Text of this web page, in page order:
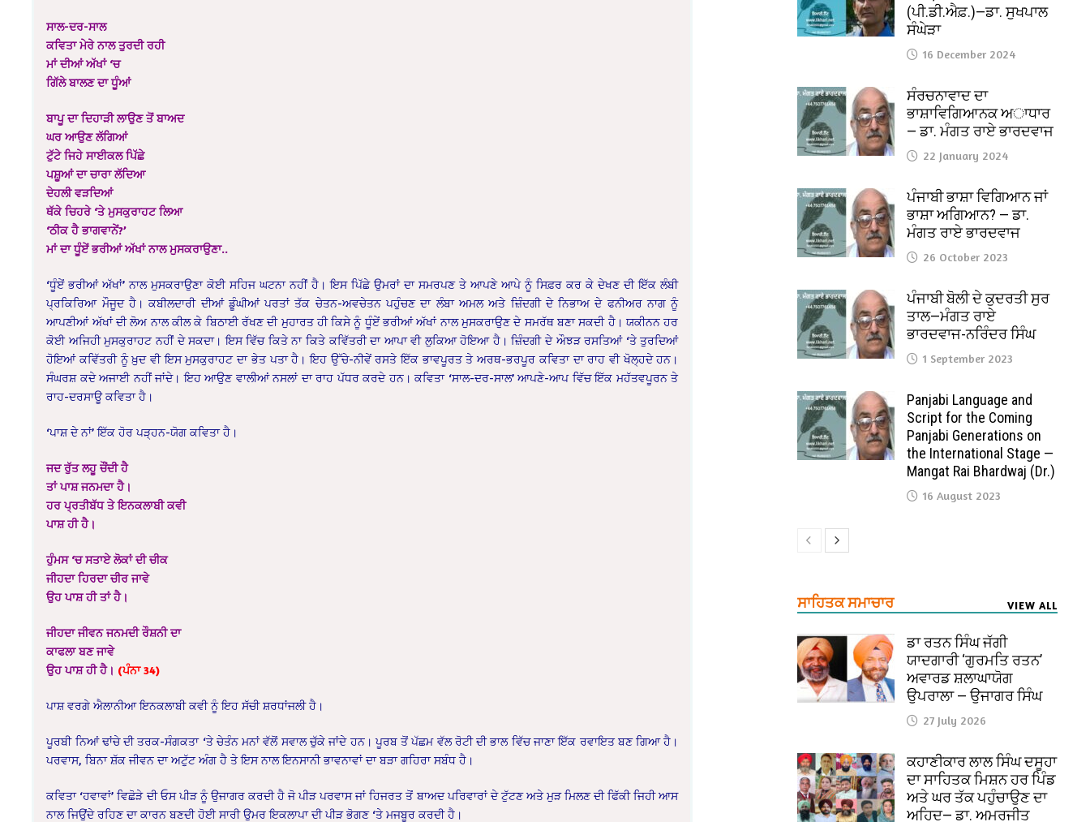
ਸਾਲ-ਦਰ-ਸਾਲ
ਕਵਿਤਾ ਮੇਰੇ ਨਾਲ ਤੁਰਦੀ ਰਹੀ
ਮਾਂ ਦੀਆਂ ਅੱਖਾਂ ‘ਚ
ਗਿੱਲੇ ਬਾਲਣ ਦਾ ਧੂੰਆਂ
ਬਾਪੂ ਦਾ ਦਿਹਾੜੀ ਲਾਉਣ ਤੋਂ ਬਾਅਦ
ਘਰ ਆਉਣ ਲੱਗਿਆਂ
ਟੁੱਟੇ ਜਿਹੇ ਸਾਈਕਲ ਪਿੱਛੇ
ਪਸ਼ੂਆਂ ਦਾ ਚਾਰਾ ਲੱਦਿਆ
ਦੇਹਲੀ ਵੜਦਿਆਂ
ਥੱਕੇ ਚਿਹਰੇ ‘ਤੇ ਮੁਸਕੁਰਾਹਟ ਲਿਆ
‘ਠੀਕ ਹੈ ਭਾਗਵਾਨੇਂ?’
ਮਾਂ ਦਾ ਧੂੰਏਂ ਭਰੀਆਂ ਅੱਖਾਂ ਨਾਲ ਮੁਸਕਰਾਉਣਾ..
‘ਧੂੰਏਂ ਭਰੀਆਂ ਅੱਖਾਂ’ ਨਾਲ ਮੁਸਕਰਾਉਣਾ ਕੋਈ ਸਹਿਜ ਘਟਨਾ ਨਹੀਂ ਹੈ। ਇਸ ਪਿੱਛੇ ਉਮਰਾਂ ਦਾ ਸਮਰਪਣ ਤੇ ਆਪਣੇ ਆਪੇ ਨੂੰ ਸਿਫ਼ਰ ਕਰ ਕੇ ਦੇਖਣ ਦੀ ਇੱਕ ਲੰਬੀ
ਪ੍ਰਕਿਰਿਆ ਮੌਜੂਦ ਹੈ। ਕਬੀਲਦਾਰੀ ਦੀਆਂ ਡੂੰਘੀਆਂ ਪਰਤਾਂ ਤੱਕ ਚੇਤਨ-ਅਵਚੇਤਨ ਪਹੁੰਚਣ ਦਾ ਲੰਬਾ ਅਮਲ ਅਤੇ ਜ਼ਿੰਦਗੀ ਦੇ ਨਿਭਾਅ ਦੇ ਫਨੀਅਰ ਨਾਗ ਨੂੰ
ਆਪਣੀਆਂ ਅੱਖਾਂ ਦੀ ਲੋਅ ਨਾਲ ਕੀਲ ਕੇ ਬਿਠਾਈ ਰੱਖਣ ਦੀ ਮੁਹਾਰਤ ਹੀ ਕਿਸੇ ਨੂੰ ਧੂੰਏਂ ਭਰੀਆਂ ਅੱਖਾਂ ਨਾਲ ਮੁਸਕਰਾਉਣ ਦੇ ਸਮਰੱਥ ਬਣਾ ਸਕਦੀ ਹੈ। ਯਕੀਨਨ ਹਰ
ਕੋਈ ਅਜਿਹੀ ਮੁਸਕੁਰਾਹਟ ਨਹੀਂ ਦੇ ਸਕਦਾ। ਇਸ ਵਿੱਚ ਕਿਤੇ ਨਾ ਕਿਤੇ ਕਵਿੱਤਰੀ ਦਾ ਆਪਾ ਵੀ ਲੁਕਿਆ ਹੋਇਆ ਹੈ। ਜ਼ਿੰਦਗੀ ਦੇ ਔਝੜ ਰਸਤਿਆਂ ‘ਤੇ ਤੁਰਦਿਆਂ
ਹੋਇਆਂ ਕਵਿੱਤਰੀ ਨੂੰ ਖ਼ੁਦ ਵੀ ਇਸ ਮੁਸਕੁਰਾਹਟ ਦਾ ਭੇਤ ਪਤਾ ਹੈ। ਇਹ ਉੱਚੇ-ਨੀਵੇਂ ਰਸਤੇ ਇੱਕ ਭਾਵਪੂਰਤ ਤੇ ਅਰਥ-ਭਰਪੂਰ ਕਵਿਤਾ ਦਾ ਰਾਹ ਵੀ ਖੋਲ੍ਹਦੇ ਹਨ।
ਸੰਘਰਸ਼ ਕਦੇ ਅਜਾਈ ਨਹੀਂ ਜਾਂਦੇ। ਇਹ ਆਉਣ ਵਾਲੀਆਂ ਨਸਲਾਂ ਦਾ ਰਾਹ ਪੱਧਰ ਕਰਦੇ ਹਨ। ਕਵਿਤਾ ‘ਸਾਲ-ਦਰ-ਸਾਲ’ ਆਪਣੇ-ਆਪ ਵਿੱਚ ਇੱਕ ਮਹੱਤਵਪੂਰਨ ਤੇ
ਰਾਹ-ਦਰਸਾਊ ਕਵਿਤਾ ਹੈ।
‘ਪਾਸ਼ ਦੇ ਨਾਂ’ ਇੱਕ ਹੋਰ ਪੜ੍ਹਨ-ਯੋਗ ਕਵਿਤਾ ਹੈ।
ਜਦ ਰੁੱਤ ਲਹੂ ਚੌਂਦੀ ਹੈ
ਤਾਂ ਪਾਸ਼ ਜਨਮਦਾ ਹੈ।
ਹਰ ਪ੍ਰਤੀਬੱਧ ਤੇ ਇਨਕਲਾਬੀ ਕਵੀ
ਪਾਸ਼ ਹੀ ਹੈ।
ਹੁੰਮਸ ‘ਚ ਸਤਾਏ ਲੋਕਾਂ ਦੀ ਚੀਕ
ਜੀਹਦਾ ਹਿਰਦਾ ਚੀਰ ਜਾਵੇ
ਉਹ ਪਾਸ਼ ਹੀ ਤਾਂ ਹੈ।
ਜੀਹਦਾ ਜੀਵਨ ਜਨਮਦੀ ਰੌਸ਼ਨੀ ਦਾ
ਕਾਫਲਾ ਬਣ ਜਾਵੇ
ਉਹ ਪਾਸ਼ ਹੀ ਹੈ। (ਪੰਨਾ 34)
ਪਾਸ਼ ਵਰਗੇ ਐਲਾਨੀਆ ਇਨਕਲਾਬੀ ਕਵੀ ਨੂੰ ਇਹ ਸੱਚੀ ਸ਼ਰਧਾਂਜਲੀ ਹੈ।
ਪੂਰਬੀ ਨਿਆਂ ਢਾਂਚੇ ਦੀ ਤਰਕ-ਸੰਗਕਤਾ ‘ਤੇ ਚੇਤੰਨ ਮਨਾਂ ਵੱਲੋਂ ਸਵਾਲ ਚੁੱਕੇ ਜਾਂਦੇ ਹਨ। ਪੂਰਬ ਤੋਂ ਪੱਛਮ ਵੱਲ ਰੋਟੀ ਦੀ ਭਾਲ ਵਿੱਚ ਜਾਣਾ ਇੱਕ ਰਵਾਇਤ ਬਣ ਗਿਆ ਹੈ।
ਪਰਵਾਸ, ਬਿਨਾ ਸ਼ੱਕ ਜੀਵਨ ਦਾ ਅਟੁੱਟ ਅੰਗ ਹੈ ਤੇ ਇਸ ਨਾਲ ਇਨਸਾਨੀ ਭਾਵਨਾਵਾਂ ਦਾ ਬੜਾ ਗਹਿਰਾ ਸਬੰਧ ਹੈ।
ਕਵਿਤਾ ‘ਹਵਾਵਾਂ’ ਵਿਛੋੜੇ ਦੀ ਓਸ ਪੀੜ ਨੂੰ ਉਜਾਗਰ ਕਰਦੀ ਹੈ ਜੋ ਪੀੜ ਪਰਵਾਸ ਜਾਂ ਹਿਜਰਤ ਤੋਂ ਬਾਅਦ ਪਰਿਵਾਰਾਂ ਦੇ ਟੁੱਟਣ ਅਤੇ ਮੁੜ ਮਿਲਣ ਦੀ ਫਿੱਕੀ ਜਿਹੀ ਆਸ
ਨਾਲ ਜਿਉਂਦੇ ਰਹਿਣ ਦਾ ਕਾਰਨ ਬਣਦੀ ਹੋਈ ਸਾਰੀ ਉਮਰ ਇਕਲਾਪਾ ਦੀ ਪੀੜ ਭੋਗਣ ‘ਤੇ ਮਜਬੂਰ ਕਰਦੀ ਹੈ।
(ਪੀ.ਡੀ.ਐਫ਼.)—ਡਾ. ਸੁਖਪਾਲ
ਸੰਘੇੜਾ
16 December 2024
ਸੰਰਚਨਾਵਾਦ ਦਾ
ਭਾਸ਼ਾਵਿਗਿਆਨਕ ਅਾਧਾਰ
— ਡਾ. ਮੰਗਤ ਰਾਏ ਭਾਰਦਵਾਜ
22 January 2024
ਪੰਜਾਬੀ ਭਾਸ਼ਾ ਵਿਗਿਆਨ ਜਾਂ
ਭਾਸ਼ਾ ਅਗਿਆਨ? — ਡਾ.
ਮੰਗਤ ਰਾਏ ਭਾਰਦਵਾਜ
26 October 2023
ਪੰਜਾਬੀ ਬੋਲੀ ਦੇ ਕੁਦਰਤੀ ਸੁਰ
ਤਾਲ—ਮੰਗਤ ਰਾਏ
ਭਾਰਦਵਾਜ-ਨਰਿੰਦਰ ਸਿੰਘ
1 September 2023
Panjabi Language and
Script for the Coming
Panjabi Generations on
the International Stage —
Mangat Rai Bhardwaj (Dr.)
16 August 2023
ਸਾਹਿਤਕ ਸਮਾਚਾਰ VIEW ALL
ਡਾ ਰਤਨ ਸਿੰਘ ਜੱਗੀ
ਯਾਦਗਾਰੀ ‘ਗੁਰਮਤਿ ਰਤਨ’
ਅਵਾਰਡ ਸ਼ਲਾਘਾਯੋਗ
ਉਪਰਾਲਾ — ਉਜਾਗਰ ਸਿੰਘ
27 July 2026
ਕਹਾਣੀਕਾਰ ਲਾਲ ਸਿੰਘ ਦਸੂਹਾ
ਦਾ ਸਾਹਿਤਕ ਮਿਸ਼ਨ ਹਰ ਪਿੰਡ
ਅਤੇ ਘਰ ਤੱਕ ਪਹੁੰਚਾਉਣ ਦਾ
ਅਹਿਦ— ਡਾ. ਅਮਰਜੀਤ